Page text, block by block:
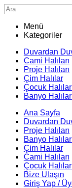
Menü
Kategoriler
Duvardan
Cami Halıları
Proje Halıları
Çim Halılar
Çocuk
Banyo
Ana Sayfa
Duvardan
Proje Halıları
Banyo
Çim Halılar
Cami Halıları
Çocuk
Bize Ulaşın
Giriş Yap /